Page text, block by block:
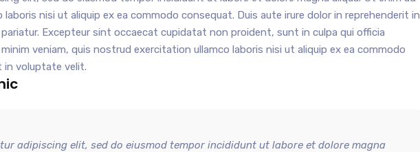
nisi ut aliquip ex ea commodo consequat. Duis aute irure dolor in reprehenderit in
Excepteur sint occaecat cupidatat non proident, sunt in culpa qui officia
veniam, quis nostrud exercitation ullamco laboris nisi ut aliquip ex ea commodo
in voluptate velit.
adipiscing elit, sed do eiusmod tempor incididunt ut labore et dolore magna